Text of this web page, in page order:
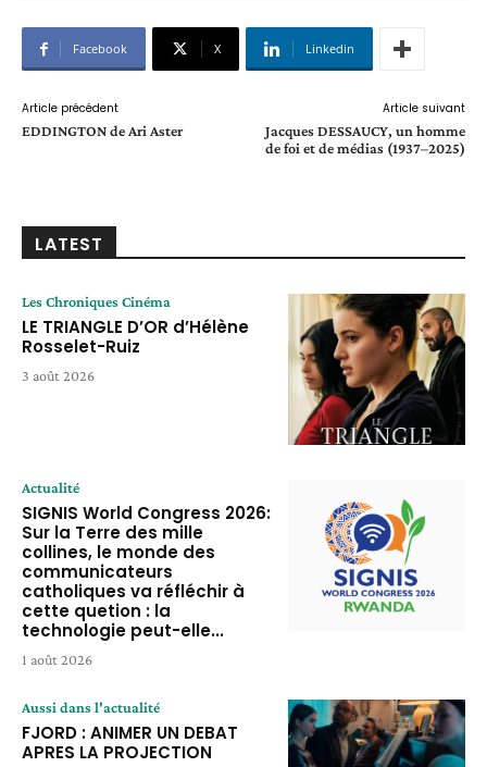
Facebook X Linkedin
Article précédent
EDDINGTON de Ari Aster
Article suivant
Jacques DESSAUCY, un homme
de foi et de médias (1937–2025)
LATEST
Les Chroniques Cinéma
LE TRIANGLE D’OR d’Hélène
Rosselet-Ruiz
3 août 2026
Actualité
SIGNIS World Congress 2026:
Sur la Terre des mille
collines, le monde des
communicateurs
catholiques va réfléchir à
cette quetion : la
technologie peut-elle...
1 août 2026
Aussi dans l'actualité
FJORD : ANIMER UN DEBAT
APRES LA PROJECTION